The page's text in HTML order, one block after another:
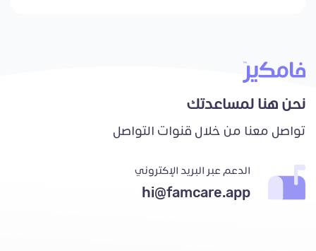
نحن هنا لمساعدتك
تواصل معنا من خلال قنوات التواصل
الدعم عبر البريد الإكتروني
hi@famcare.app